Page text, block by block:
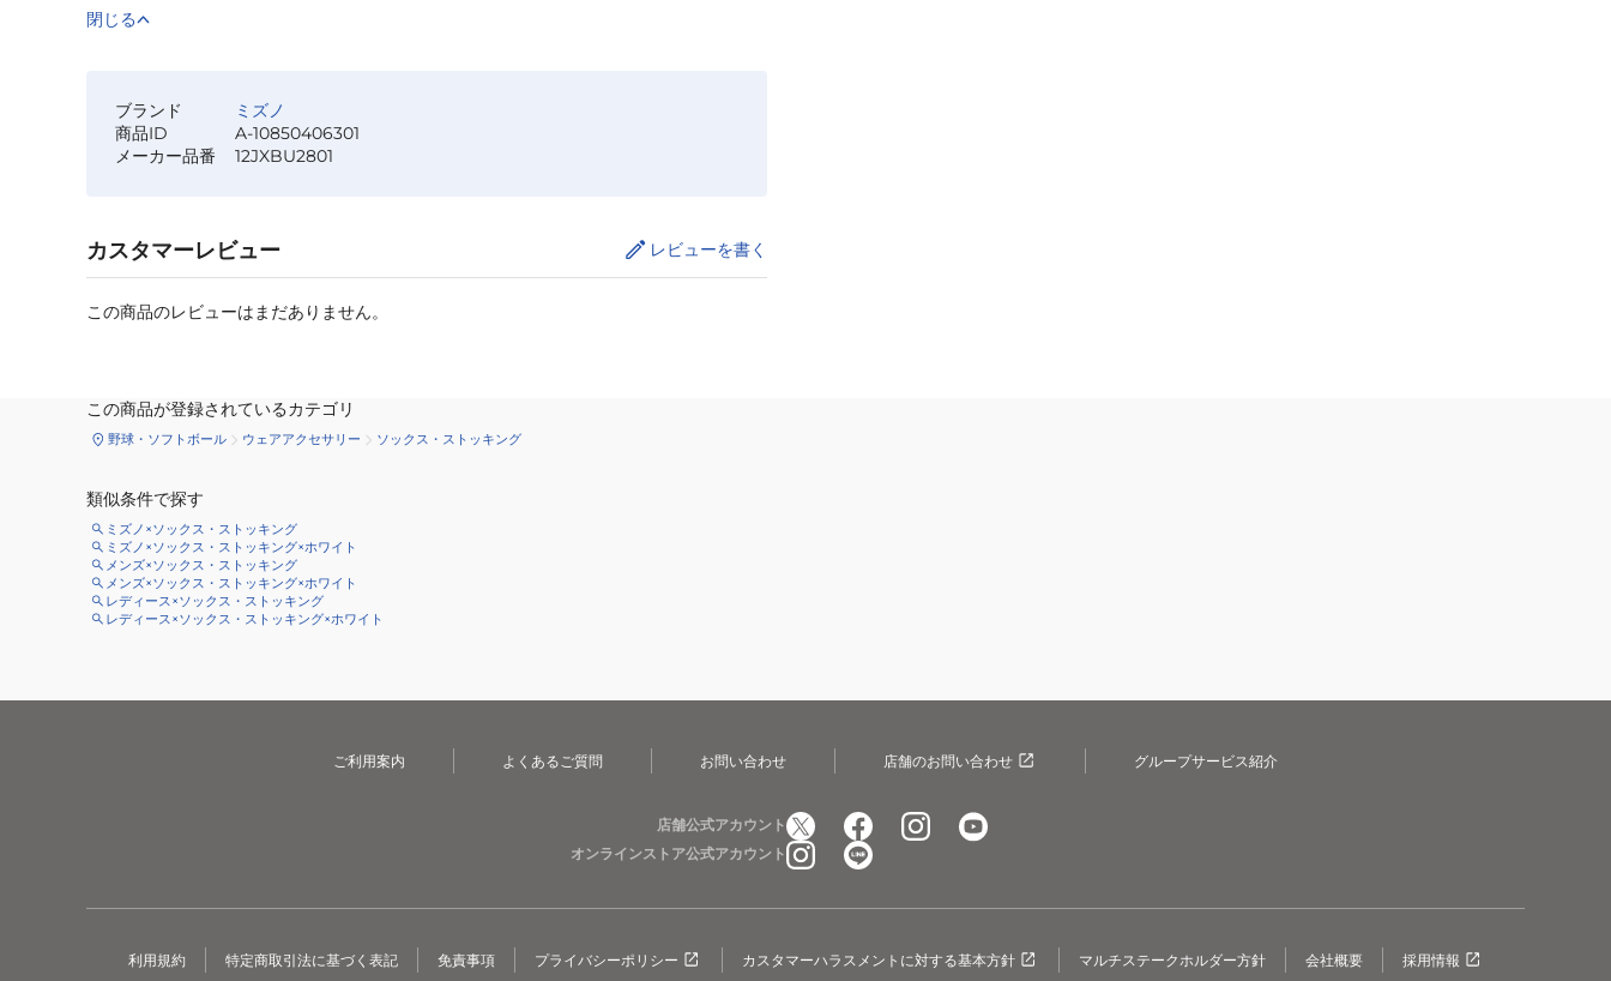
閉じる
ブランド
ミズノ
商品ID
A-10850406301
メーカー品番
12JXBU2801
カスタマーレビュー レビューを書く
この商品のレビューはまだありません。
この商品が登録されているカテゴリ
野球・ソフトボール ウェアアクセサリー ソックス・ストッキング
類似条件で探す
ミズノ×ソックス・ストッキング
ミズノ×ソックス・ストッキング×ホワイト
メンズ×ソックス・ストッキング
メンズ×ソックス・ストッキング×ホワイト
レディース×ソックス・ストッキング
レディース×ソックス・ストッキング×ホワイト
ご利用案内 よくあるご質問 お問い合わせ 店舗のお問い合わせ グループサービス紹介
店舗公式アカウント
オンラインストア公式アカウント
利用規約 特定商取引法に基づく表記 免責事項 プライバシーポリシー カスタマーハラスメントに対する基本方針 マルチステークホルダー方針 会社概要 採用情報